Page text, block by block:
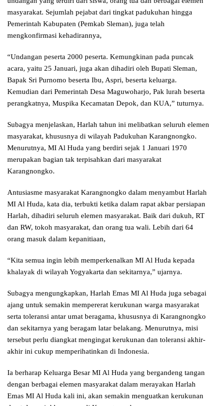
masyarakat. Sejumlah pejabat dari tingkat padukuhan hingga
Pemerintah Kabupaten (Pemkab Sleman), juga telah
mengkonfirmasi kehadirannya,
“Undangan peserta 2000 peserta. Kemungkinan pada puncak
acara, yaitu 25 Januari, juga akan dihadiri oleh Bupati Sleman,
Bapak Sri Purnomo beserta Ibu, Aspri, beserta keluarga.
Kemudian dari Pemerintah Desa Maguwoharjo, Pak lurah beserta
perangkatnya, Muspika Kecamatan Depok, dan KUA,” tuturnya.
Subagya menjelaskan, Harlah tahun ini melibatkan seluruh elemen
masyarakat, khususnya di wilayah Padukuhan Karangnongko.
Menurutnya, MI Al Huda yang berdiri sejak 1 Januari 1970
merupakan bagian tak terpisahkan dari masyarakat
Karangnongko.
Antusiasme masyarakat Karangnongko dalam menyambut Harlah
MI Al Huda, kata dia, terbukti ketika dalam rapat akbar persiapan
Harlah, dihadiri seluruh elemen masyarakat. Baik dari dukuh, RT
dan RW, tokoh masyarakat, dan orang tua wali. Lebih dari 64
orang masuk dalam kepanitiaan,
“Kita semua ingin lebih memperkenalkan MI Al Huda kepada
khalayak di wilayah Yogyakarta dan sekitarnya,” ujarnya.
Subagya mengungkapkan, Harlah Emas MI Al Huda juga sebagai
ajang untuk semakin mempererat kerukunan warga masyarakat
serta toleransi antar umat beragama, khususnya di Karangnongko
dan sekitarnya yang beragam latar belakang. Menurutnya, misi
tersebut perlu diangkat mengingat kerukunan dan toleransi akhir-
akhir ini cukup memperihatinkan di Indonesia.
Ia berharap Keluarga Besar MI Al Huda yang bergandeng tangan
dengan berbagai elemen masyarakat dalam merayakan Harlah
Emas MI Al Huda kali ini, akan semakin menguatkan kerukunan